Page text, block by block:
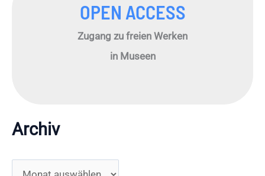
OPEN ACCESS
Zugang zu freien Werken
in Museen
Archiv